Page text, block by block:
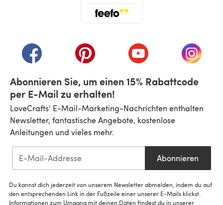
(öffnet sich in einem neuen Tab)
(öffnet sich in einem neuen Tab)
(öffnet sich in einem
(öffnet
Abonnieren Sie, um einen 15% Rabattcode
per E-Mail zu erhalten!
LoveCrafts' E-Mail-Marketing-Nachrichten enthalten
Newsletter, fantastische Angebote, kostenlose
Anleitungen und vieles mehr.
Abonnieren
Du kannst dich jederzeit von unserem Newsletter abmelden, indem du auf
den entsprechenden Link in der Fußzeile einer unserer E-Mails klickst.
Informationen zum Umgang mit deinen Daten findest du in unserer